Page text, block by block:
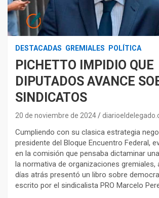
DESTACADAS GREMIALES POLÍTICA
PICHETTO IMPIDIO QUE
DIPUTADOS AVANCE
SINDICATOS
20 de noviembre de 2024
Cumpliendo con su clasica estrategia
presidente del Bloque Encuentro Federal,
en la comisión que pensaba dictaminar
la normativa de organizaciones gremiales,
días atrás presentó un libro sobre
escrito por el sindicalista PRO Marcelo